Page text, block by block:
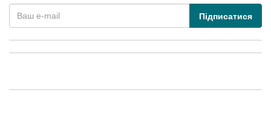
Підписатися